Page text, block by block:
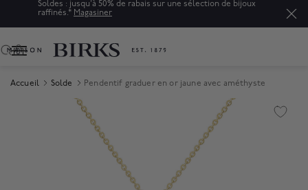
Soldes : jusqu'à 50% de rabais sur une sélection de bijoux
raffinés.* Magasiner
0
Accueil Solde Pendentif graduer en or jaune avec améthyste
Product Images